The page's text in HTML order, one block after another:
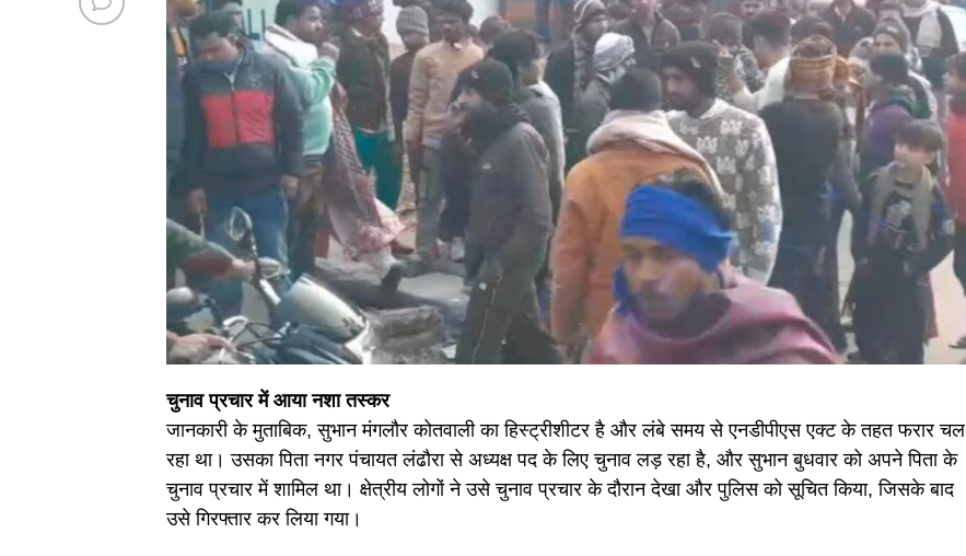
चुनाव प्रचार में आया नशा तस्कर
जानकारी के मुताबिक, सुभान मंगलौर कोतवाली का हिस्ट्रीशीटर है और लंबे समय से एनडीपीएस एक्ट के तहत फरार चल
रहा था। उसका पिता नगर पंचायत लंढौरा से अध्यक्ष पद के लिए चुनाव लड़ रहा है, और सुभान बुधवार को अपने पिता के
चुनाव प्रचार में शामिल था। क्षेत्रीय लोगों ने उसे चुनाव प्रचार के दौरान देखा और पुलिस को सूचित किया, जिसके बाद
उसे गिरफ्तार कर लिया गया।